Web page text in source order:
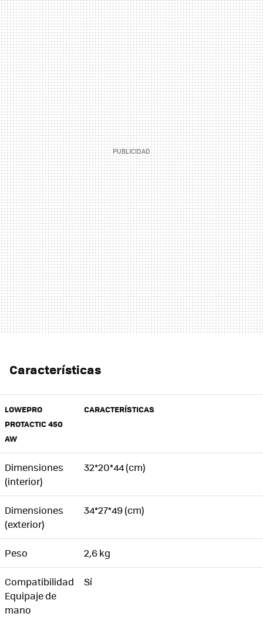
Características
LOWEPRO
PROTACTIC 450
AW
CARACTERÍSTICAS
Dimensiones
(interior)
32*20*44 (cm)
Dimensiones
(exterior)
34*27*49 (cm)
Peso 2,6 kg
Compatibilidad
Equipaje de
mano
Sí